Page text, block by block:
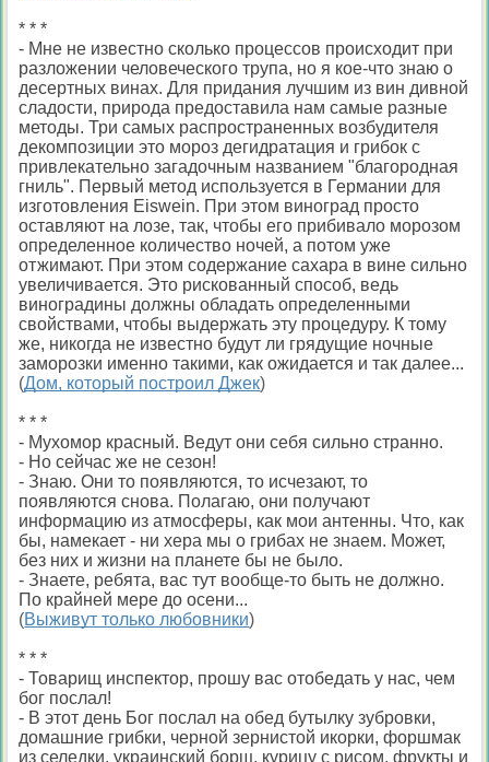
* * *
- Мне не известно сколько процессов происходит при
разложении человеческого трупа, но я кое-что знаю о
десертных винах. Для придания лучшим из вин дивной
сладости, природа предоставила нам самые разные
методы. Три самых распространенных возбудителя
декомпозиции это мороз дегидратация и грибок с
привлекательно загадочным названием "благородная
гниль". Первый метод используется в Германии для
изготовления Eiswein. При этом виноград просто
оставляют на лозе, так, чтобы его прибивало морозом
определенное количество ночей, а потом уже
отжимают. При этом содержание сахара в вине сильно
увеличивается. Это рискованный способ, ведь
виноградины должны обладать определенными
свойствами, чтобы выдержать эту процедуру. К тому
же, никогда не известно будут ли грядущие ночные
заморозки именно такими, как ожидается и так далее...
(Дом, который построил Джек)
* * *
- Мухомор красный. Ведут они себя сильно странно.
- Но сейчас же не сезон!
- Знаю. Они то появляются, то исчезают, то
появляются снова. Полагаю, они получают
информацию из атмосферы, как мои антенны. Что, как
бы, намекает - ни хера мы о грибах не знаем. Может,
без них и жизни на планете бы не было.
- Знаете, ребята, вас тут вообще-то быть не должно.
По крайней мере до осени...
(Выживут только любовники)
* * *
- Товарищ инспектор, прошу вас отобедать у нас, чем
бог послал!
- В этот день Бог послал на обед бутылку зубровки,
домашние грибки, черной зернистой икорки, форшмак
из селедки, украинский борщ, курицу с рисом, фрукты и